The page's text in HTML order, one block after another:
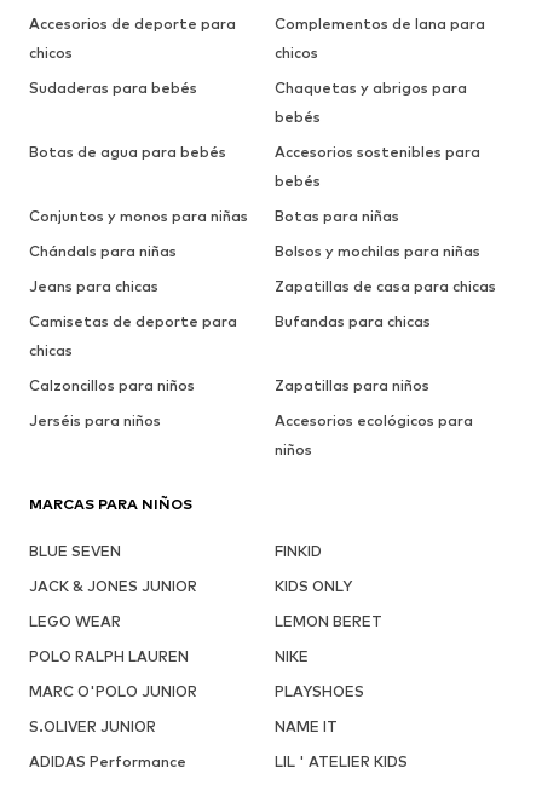
Accesorios de deporte para
chicos
Complementos de lana para
chicos
Sudaderas para bebés
Chaquetas y abrigos para
bebés
Botas de agua para bebés
Accesorios sostenibles para
bebés
Conjuntos y monos para niñas
Botas para niñas
Chándals para niñas
Bolsos y mochilas para niñas
Jeans para chicas
Zapatillas de casa para chicas
Camisetas de deporte para
chicas
Bufandas para chicas
Calzoncillos para niños
Zapatillas para niños
Jerséis para niños
Accesorios ecológicos para
niños
MARCAS PARA NIÑOS
BLUE SEVEN
FINKID
JACK & JONES JUNIOR
KIDS ONLY
LEGO WEAR
LEMON BERET
POLO RALPH LAUREN
NIKE
MARC O'POLO JUNIOR
PLAYSHOES
S.OLIVER JUNIOR
NAME IT
ADIDAS Performance
LIL ' ATELIER KIDS